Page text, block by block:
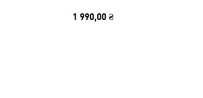
1 990,00 ₴